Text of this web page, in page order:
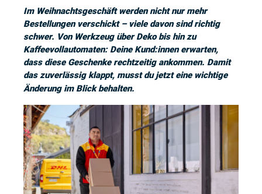
Im Weihnachtsgeschäft werden nicht nur mehr
Bestellungen verschickt – viele davon sind richtig
schwer. Von Werkzeug über Deko bis hin zu
Kaffeevollautomaten: Deine Kund:innen erwarten,
dass diese Geschenke rechtzeitig ankommen. Damit
das zuverlässig klappt, musst du jetzt eine wichtige
Änderung im Blick behalten.